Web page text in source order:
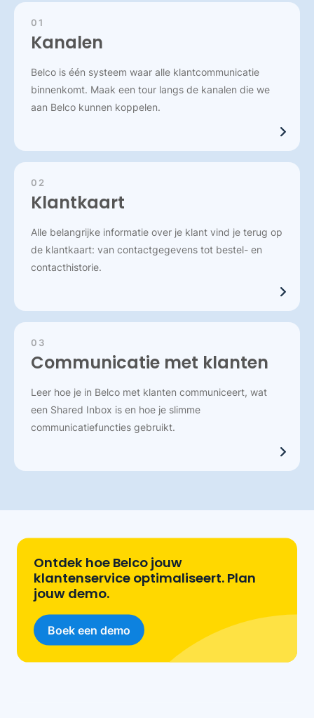
01
Kanalen
Belco is één systeem waar alle klantcommunicatie
binnenkomt. Maak een tour langs de kanalen die we
aan Belco kunnen koppelen.
02
Klantkaart
Alle belangrijke informatie over je klant vind je terug op
de klantkaart: van contactgegevens tot bestel- en
contacthistorie.
03
Communicatie met klanten
Leer hoe je in Belco met klanten communiceert, wat
een Shared Inbox is en hoe je slimme
communicatiefuncties gebruikt.
Ontdek hoe Belco jouw
klantenservice optimaliseert. Plan
jouw demo.
Boek een demo